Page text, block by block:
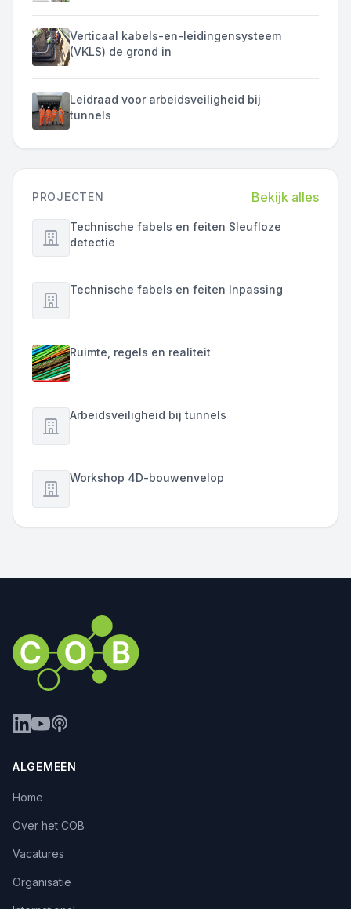
Verticaal kabels-en-leidingensysteem
(VKLS) de grond in
Leidraad voor arbeidsveiligheid bij
tunnels
PROJECTEN Bekijk alles
Technische fabels en feiten Sleufloze
detectie
Technische fabels en feiten Inpassing
Ruimte, regels en realiteit
Arbeidsveiligheid bij tunnels
Workshop 4D-bouwenvelop
ALGEMEEN
Home
Over het COB
Vacatures
Organisatie